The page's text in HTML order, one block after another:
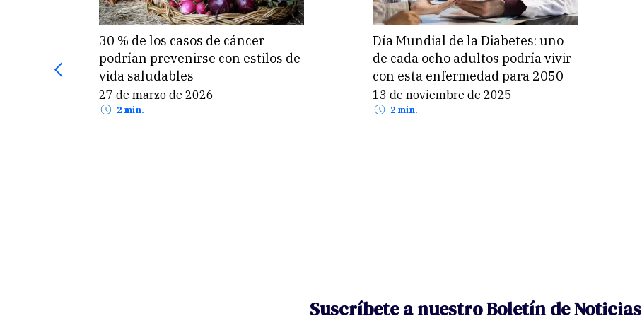
30 % de los casos de cáncer
podrían prevenirse con estilos de
vida saludables
27 de marzo de 2026
2 min.
Día Mundial de la Diabetes: uno
de cada ocho adultos podría vivir
con esta enfermedad para 2050
13 de noviembre de 2025
2 min.
Suscríbete a nuestro Boletín de Noticias